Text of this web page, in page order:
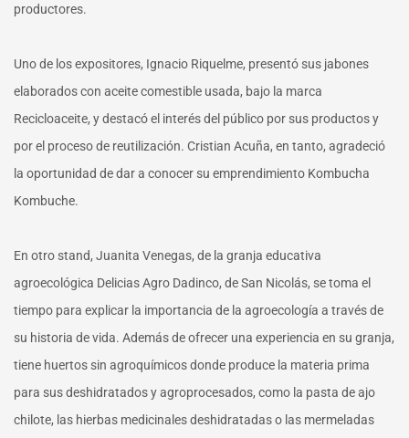
productores.
Uno de los expositores, Ignacio Riquelme, presentó sus jabones
elaborados con aceite comestible usada, bajo la marca
Recicloaceite, y destacó el interés del público por sus productos y
por el proceso de reutilización. Cristian Acuña, en tanto, agradeció
la oportunidad de dar a conocer su emprendimiento Kombucha
Kombuche.
En otro stand, Juanita Venegas, de la granja educativa
agroecológica Delicias Agro Dadinco, de San Nicolás, se toma el
tiempo para explicar la importancia de la agroecología a través de
su historia de vida. Además de ofrecer una experiencia en su granja,
tiene huertos sin agroquímicos donde produce la materia prima
para sus deshidratados y agroprocesados, como la pasta de ajo
chilote, las hierbas medicinales deshidratadas o las mermeladas